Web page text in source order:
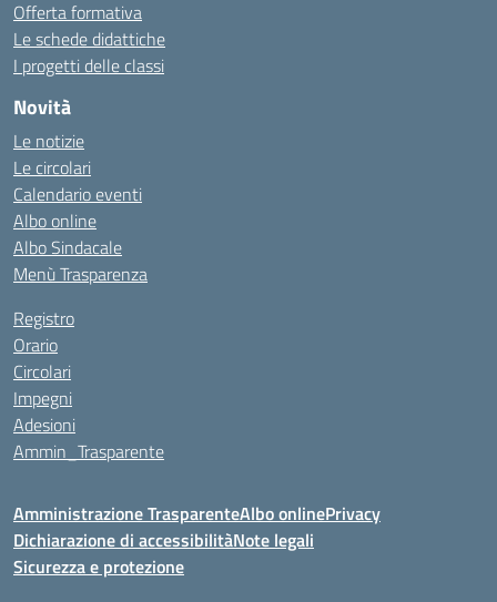
Offerta formativa
Le schede didattiche
I progetti delle classi
Novità
Le notizie
Le circolari
Calendario eventi
Albo online
Albo Sindacale
Menù Trasparenza
Registro
Orario
Circolari
Impegni
Adesioni
Ammin_Trasparente
Amministrazione TrasparenteAlbo onlinePrivacy
Dichiarazione di accessibilitàNote legali
Sicurezza e protezione